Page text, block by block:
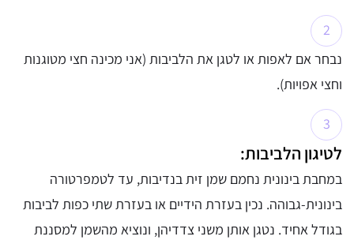
⁠נבחר אם לאפות או לטגן את הלביבות (אני מכינה חצי מטוגנות
וחצי אפויות).
לטיגון הלביבות:
במחבת בינונית נחמם שמן זית בנדיבות, עד לטמפרטורה
בינונית-גבוהה. נכין בעזרת הידיים או בעזרת שתי כפות לביבות
בגודל אחיד. נטגן אותן משני צדדיהן, ונוציא מהשמן למסננת